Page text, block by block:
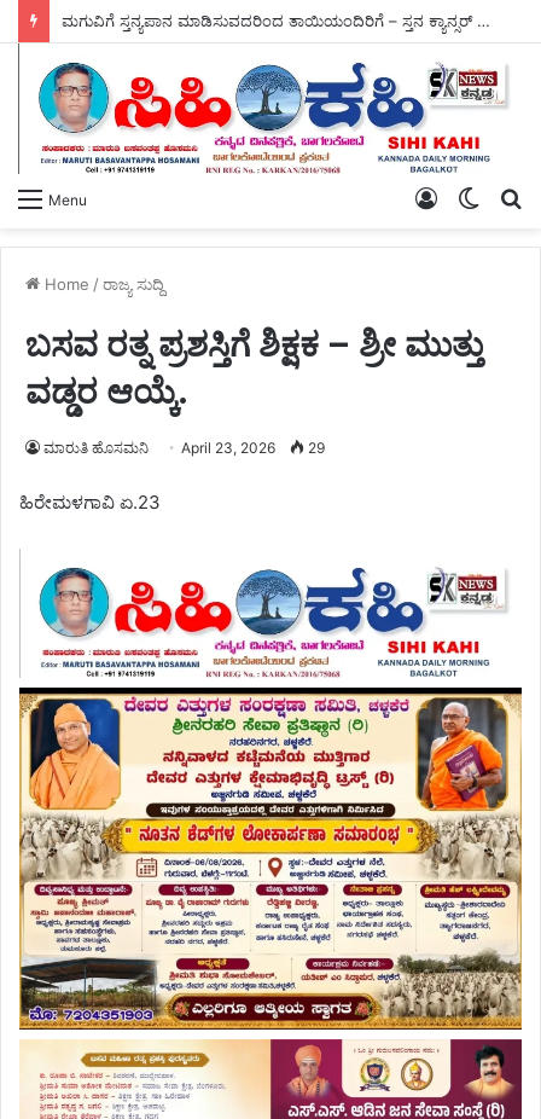
ಮಗುವಿಗೆ ಸ್ತನ್ಯಪಾನ ಮಾಡಿಸುವದರಿಂದ ತಾಯಿಯಂದಿರಿಗೆ – ಸ್ತನ ಕ್ಯಾನ್ಸರ್ ಮಧುಮೇಹ ದೂರ.
Menu
Switch
Log
Home /ರಾಜ್ಯ ಸುದ್ದಿ
ಬಸವ ರತ್ನ ಪ್ರಶಸ್ತಿಗೆ ಶಿಕ್ಷಕ – ಶ್ರೀ ಮುತ್ತು
ವಡ್ಡರ ಆಯ್ಕೆ.
ಮಾರುತಿ ಹೊಸಮನಿ April 23, 2026 29
ಹಿರೇಮಳಗಾವಿ ಏ.23